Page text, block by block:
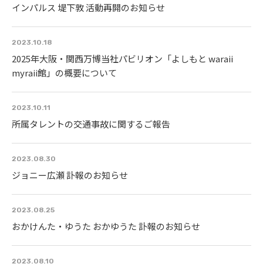
インパルス 堤下敦 活動再開のお知らせ
2023.10.18
2025年大阪・関西万博当社パビリオン「よしもと waraii
myraii館」の概要について
2023.10.11
所属タレントの交通事故に関するご報告
2023.08.30
ジョニー広瀬 訃報のお知らせ
2023.08.25
おかけんた・ゆうた おかゆうた 訃報のお知らせ
2023.08.10